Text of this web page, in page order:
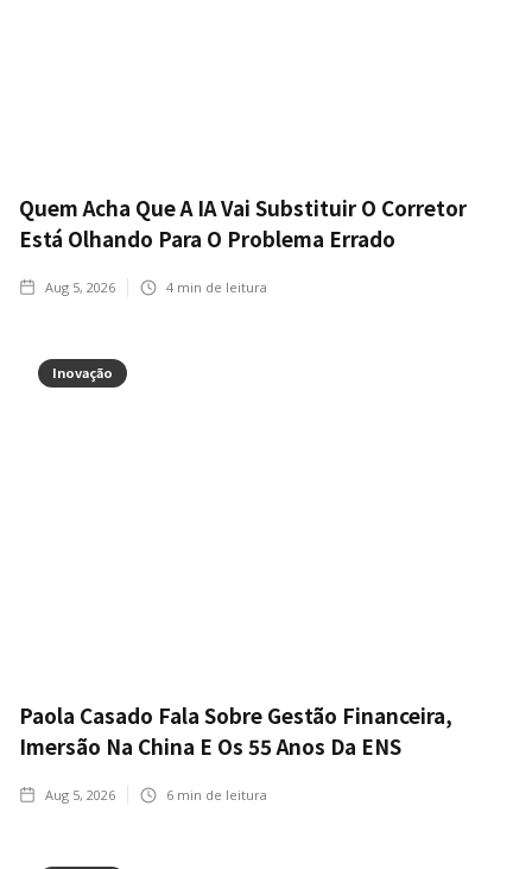
Quem Acha Que A IA Vai Substituir O Corretor
Está Olhando Para O Problema Errado
Aug 5, 2026 4 min de leitura
Inovação
Paola Casado Fala Sobre Gestão Financeira,
Imersão Na China E Os 55 Anos Da ENS
Aug 5, 2026 6 min de leitura